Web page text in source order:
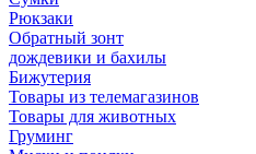
Рюкзаки
Обратный зонт
дождевики и бахилы
Бижутерия
Товары из телемагазинов
Товары для животных
Груминг